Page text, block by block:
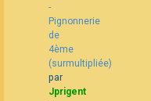
-
Pignonnerie
de
4ème
(surmultipliée)
par
Jprigent